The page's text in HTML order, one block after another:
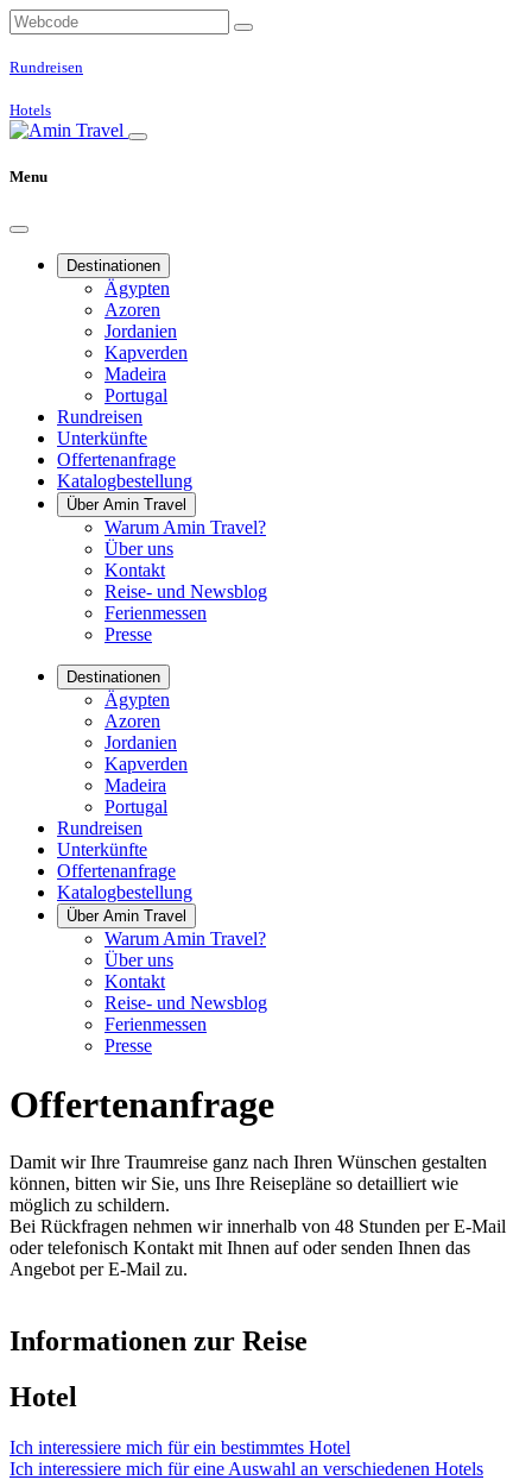
Rundreisen
Hotels
Menu
Destinationen
Ägypten
Azoren
Jordanien
Kapverden
Madeira
Portugal
Rundreisen
Unterkünfte
Offertenanfrage
Katalogbestellung
Über Amin Travel
Warum Amin Travel?
Über uns
Kontakt
Reise- und Newsblog
Ferienmessen
Presse
Destinationen
Ägypten
Azoren
Jordanien
Kapverden
Madeira
Portugal
Rundreisen
Unterkünfte
Offertenanfrage
Katalogbestellung
Über Amin Travel
Warum Amin Travel?
Über uns
Kontakt
Reise- und Newsblog
Ferienmessen
Presse
Offertenanfrage
Damit wir Ihre Traumreise ganz nach Ihren Wünschen gestalten
können, bitten wir Sie, uns Ihre Reisepläne so detailliert wie
möglich zu schildern.
Bei Rückfragen nehmen wir innerhalb von 48 Stunden per E-Mail
oder telefonisch Kontakt mit Ihnen auf oder senden Ihnen das
Angebot per E-Mail zu.
Informationen zur Reise
Hotel
Ich interessiere mich für ein bestimmtes Hotel
Ich interessiere mich für eine Auswahl an verschiedenen Hotels